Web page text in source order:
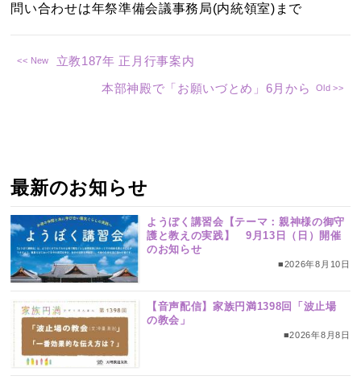
問い合わせは年祭準備会議事務局(内統領室)まで
立教187年 正月行事案内
本部神殿で「お願いづとめ」6月から
最新のお知らせ
ようぼく講習会【テーマ：親神様の御守
護と教えの実践】 9月13日（日）開催
のお知らせ
■2026年8月10日
【音声配信】家族円満1398回「波止場
の教会」
■2026年8月8日